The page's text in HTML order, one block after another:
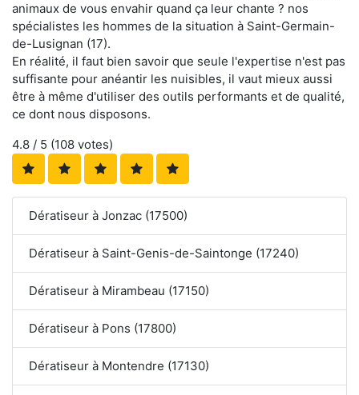
animaux de vous envahir quand ça leur chante ? nos
spécialistes les hommes de la situation à Saint-Germain-
de-Lusignan (17).
En réalité, il faut bien savoir que seule l'expertise n'est pas
suffisante pour anéantir les nuisibles, il vaut mieux aussi
être à même d'utiliser des outils performants et de qualité,
ce dont nous disposons.
4.8 / 5 (108 votes)
Dératiseur à Jonzac (17500)
Dératiseur à Saint-Genis-de-Saintonge (17240)
Dératiseur à Mirambeau (17150)
Dératiseur à Pons (17800)
Dératiseur à Montendre (17130)